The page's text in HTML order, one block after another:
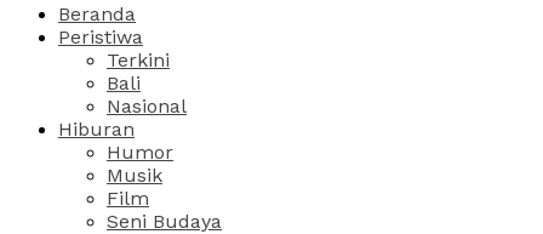
Beranda
Peristiwa
Terkini
Bali
Nasional
Hiburan
Humor
Musik
Film
Seni Budaya